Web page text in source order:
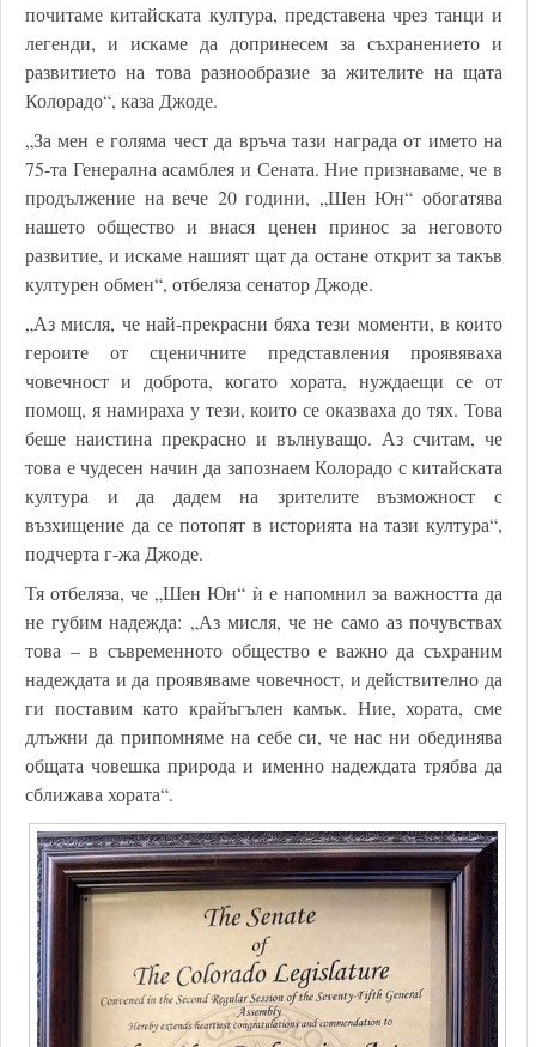
почитаме китайската култура, представена чрез танци и
легенди, и искаме да допринесем за съхранението и
развитието на това разнообразие за жителите на щата
Колорадо“, каза Джоде.
„За мен е голяма чест да връча тази награда от името на
75-та Генерална асамблея и Сената. Ние признаваме, че в
продължение на вече 20 години, „Шен Юн“ обогатява
нашето общество и внася ценен принос за неговото
развитие, и искаме нашият щат да остане открит за такъв
културен обмен“, отбеляза сенатор Джоде.
„Аз мисля, че най-прекрасни бяха тези моменти, в които
героите от сценичните представления проявяваха
човечност и доброта, когато хората, нуждаещи се от
помощ, я намираха у тези, които се оказваха до тях. Това
беше наистина прекрасно и вълнуващо. Аз считам, че
това е чудесен начин да запознаем Колорадо с китайската
култура и да дадем на зрителите възможност с
възхищение да се потопят в историята на тази култура“,
подчерта г-жа Джоде.
Тя отбеляза, че „Шен Юн“ ѝ е напомнил за важността да
не губим надежда: „Аз мисля, че не само аз почувствах
това – в съвременното общество е важно да съхраним
надеждата и да проявяваме човечност, и действително да
ги поставим като крайъгълен камък. Ние, хората, сме
длъжни да припомняме на себе си, че нас ни обединява
общата човешка природа и именно надеждата трябва да
сближава хората“.